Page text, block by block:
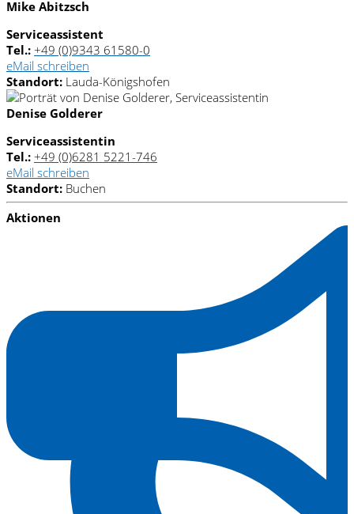
Mike Abitzsch
Serviceassistent
Tel.: +49 (0)9343 61580-0
eMail schreiben
Standort: Lauda-Königshofen
Denise Golderer
Serviceassistentin
Tel.: +49 (0)6281 5221-746
eMail schreiben
Standort: Buchen
Aktionen